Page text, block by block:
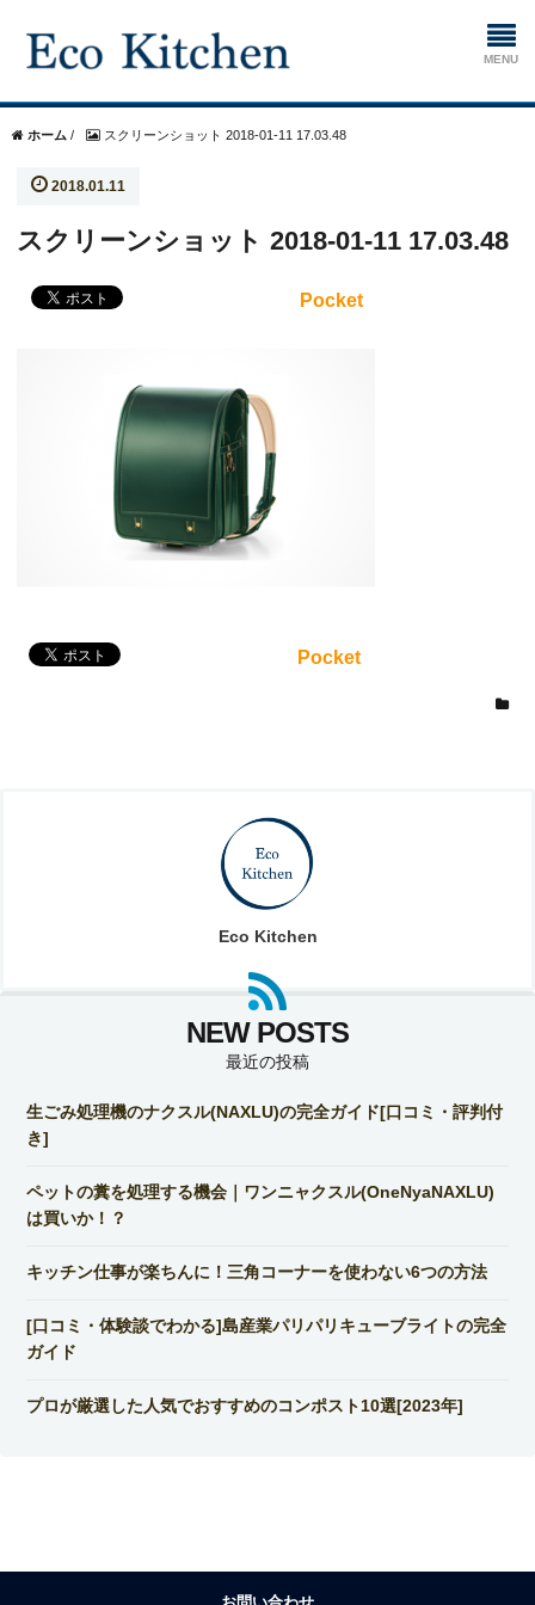
ホーム
生ゴミ処理機
ホーム / スクリーンショット 2018-01-11 17.03.48
2018.01.11
スクリーンショット 2018-01-11 17.03.48
Pocket
Pocket
Eco Kitchen
最近の投稿
生ごみ処理機のナクスル(NAXLU)の完全ガイド[口コミ・評判付
き]
ペットの糞を処理する機会｜ワンニャクスル(OneNyaNAXLU)
は買いか！？
キッチン仕事が楽ちんに！三角コーナーを使わない6つの方法
[口コミ・体験談でわかる]島産業パリパリキューブライトの完全
ガイド
プロが厳選した人気でおすすめのコンポスト10選[2023年]